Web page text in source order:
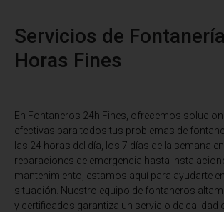
Servicios de
Horas Fines
En Fontaneros 24h Fines , ofrecemos
efectivas para todos tus problemas de
las 24 horas del día, los 7 días de la semana
reparaciones de emergencia hasta
mantenimiento, estamos aquí para ayudarte
situación. Nuestro equipo de fontaneros
y certificados garantiza un servicio de calidad